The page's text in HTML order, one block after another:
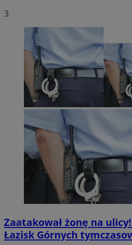
3
Zaatakował żonę na
Łazisk Górnych